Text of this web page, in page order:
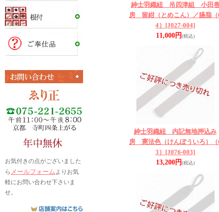
お気付きの点がございました
ら メールフォームよりお気
軽にお問い合わせ下さいま
せ。
紳士羽織紐 吊四津組 小田
房 留紺（とめこん）／臙脂（
4） [J027-004]
11,000円(税込)
紳士羽織紐 内記無地押込み
房 憲法色（けんぽういろ）（
3） [J076-003]
13,200円(税込)